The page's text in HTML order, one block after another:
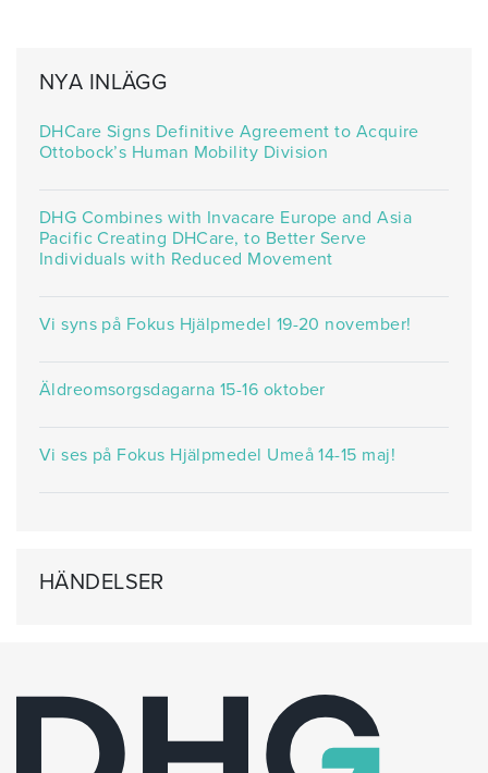
NYA INLÄGG
DHCare Signs Definitive Agreement to Acquire
Ottobock’s Human Mobility Division
DHG Combines with Invacare Europe and Asia
Pacific Creating DHCare, to Better Serve
Individuals with Reduced Movement
Vi syns på Fokus Hjälpmedel 19-20 november!
Äldreomsorgsdagarna 15-16 oktober
Vi ses på Fokus Hjälpmedel Umeå 14-15 maj!
HÄNDELSER